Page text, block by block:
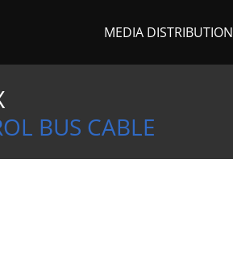
MEDIA DISTRIBUTION
BUS CABLE